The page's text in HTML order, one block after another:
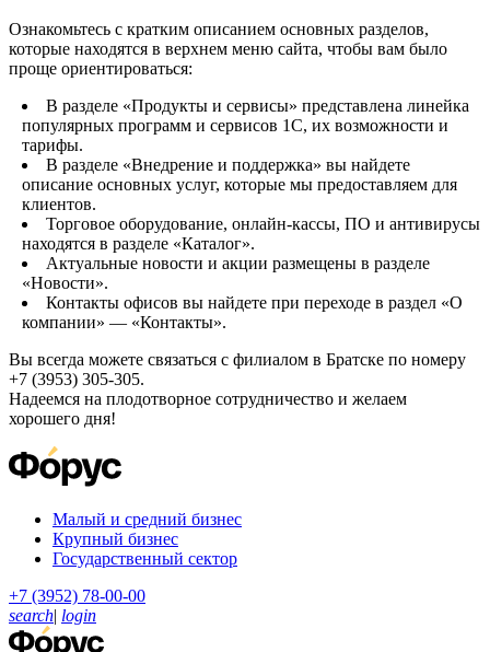
Ознакомьтесь с кратким описанием основных разделов,
которые находятся в верхнем меню сайта, чтобы вам было
проще ориентироваться:
В разделе «Продукты и сервисы» представлена линейка
популярных программ и сервисов 1С, их возможности и
тарифы.
В разделе «Внедрение и поддержка» вы найдете
описание основных услуг, которые мы предоставляем для
клиентов.
Торговое оборудование, онлайн-кассы, ПО и антивирусы
находятся в разделе «Каталог».
Актуальные новости и акции размещены в разделе
«Новости».
Контакты офисов вы найдете при переходе в раздел «О
компании» — «Контакты».
Вы всегда можете связаться с филиалом в Братске по номеру
+7 (3953) 305-305.
Надеемся на плодотворное сотрудничество и желаем
хорошего дня!
Малый и средний бизнес
Крупный бизнес
Государственный сектор
+7 (3952) 78-00-00
search| login